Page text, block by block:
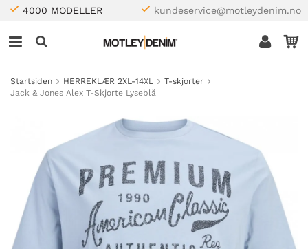
4000 MODELLER kundeservice@motleydenim.no
Startsiden HERREKLÆR 2XL-14XL
T-skjorter
Jack & Jones Alex T-Skjorte Lyseblå